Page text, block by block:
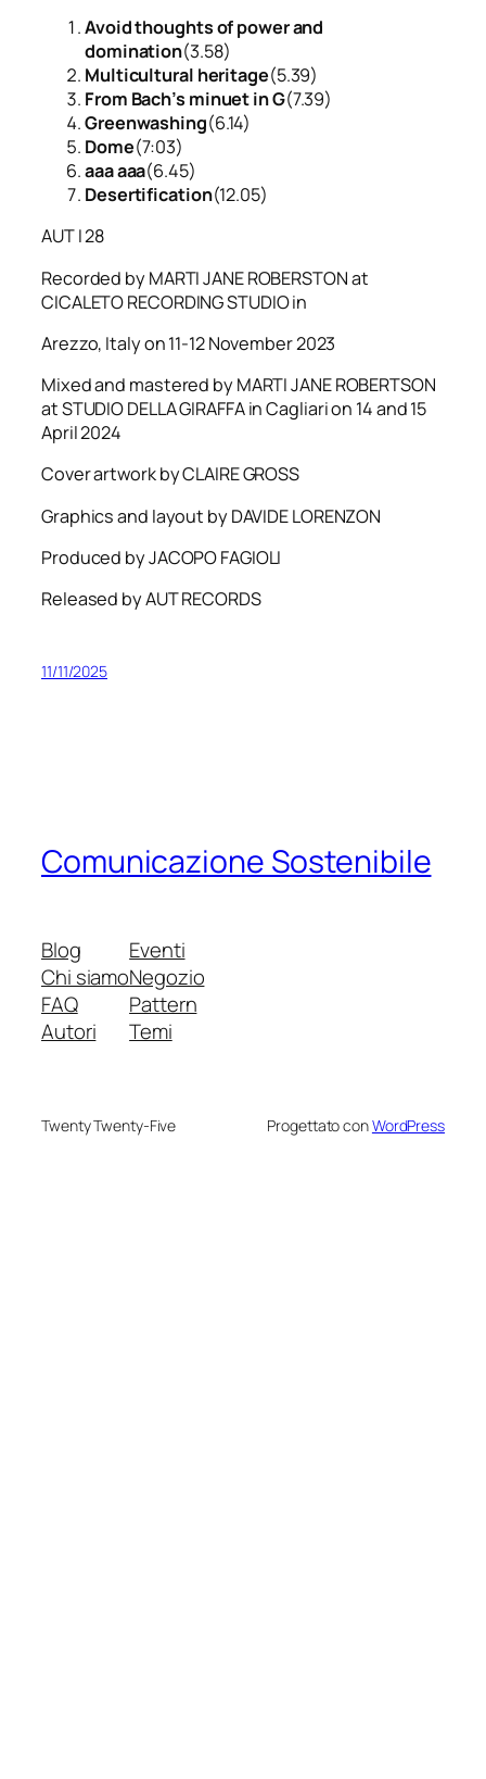
Avoid thoughts of power and
domination(3.58)
Multicultural heritage(5.39)
From Bach’s minuet in G(7.39)
Greenwashing(6.14)
Dome(7:03)
aaa aaa(6.45)
Desertification(12.05)
AUT I 28
Recorded by MARTI JANE ROBERSTON at
CICALETO RECORDING STUDIO in
Arezzo, Italy on 11-12 November 2023
Mixed and mastered by MARTI JANE ROBERTSON
at STUDIO DELLA GIRAFFA in Cagliari on 14 and 15
April 2024
Cover artwork by CLAIRE GROSS
Graphics and layout by DAVIDE LORENZON
Produced by JACOPO FAGIOLI
Released by AUT RECORDS
11/11/2025
Comunicazione Sostenibile
Blog
Chi siamo
FAQ
Autori
Eventi
Negozio
Pattern
Temi
Twenty Twenty-Five Progettato conWordPress